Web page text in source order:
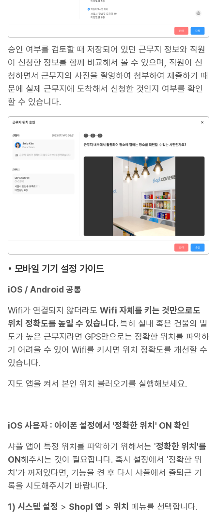
승인 여부를 검토할 때 저장되어 있던 근무지 정보와 직원
이 신청한 정보를 함께 비교해서 볼 수 있으며, 직원이 신
청하면서 근무지의 사진을 촬영하여 첨부하여 제출하기 때
문에 실제 근무지에 도착해서 신청한 것인지 여부를 확인
할 수 있습니다.
• 모바일 기기 설정 가이드
iOS / Android 공통
Wifi가 연결되지 않더라도 Wifi 자체를 키는 것만으로도
위치 정확도를 높일 수 있습니다.특히 실내 혹은 건물의 밀
도가 높은 근무지라면 GPS만으로는 정확한 위치를 파악하
기 어려울 수 있어 Wifi를 키시면 위치 정확도를 개선할 수
있습니다.
지도 앱을 켜서 본인 위치 불러오기를 실행해보세요.
iOS 사용자 : 아이폰 설정에서 '정확한 위치' ON 확인
샤플 앱이 특정 위치를 파악하기 위해서는 '정확한 위치'를
ON해주시는 것이 필요합니다. 혹시 설정에서 '정확한 위
치'가 꺼져있다면, 기능을 켠 후 다시 샤플에서 출퇴근 기
록을 시도해주시기 바랍니다.
1) 시스템 설정 > Shopl 앱 > 위치 메뉴를 선택합니다.